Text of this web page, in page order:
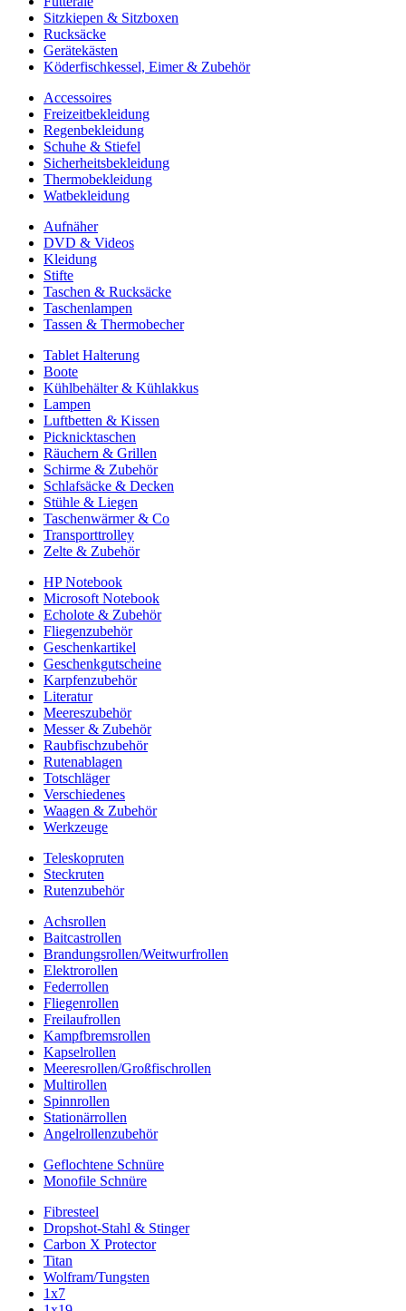
Sitzkiepen & Sitzboxen
Rucksäcke
Gerätekästen
Köderfischkessel, Eimer & Zubehör
Accessoires
Freizeitbekleidung
Regenbekleidung
Schuhe & Stiefel
Sicherheitsbekleidung
Thermobekleidung
Watbekleidung
Aufnäher
DVD & Videos
Kleidung
Stifte
Taschen & Rucksäcke
Taschenlampen
Tassen & Thermobecher
Tablet Halterung
Boote
Kühlbehälter & Kühlakkus
Lampen
Luftbetten & Kissen
Picknicktaschen
Räuchern & Grillen
Schirme & Zubehör
Schlafsäcke & Decken
Stühle & Liegen
Taschenwärmer & Co
Transporttrolley
Zelte & Zubehör
HP Notebook
Microsoft Notebook
Echolote & Zubehör
Fliegenzubehör
Geschenkartikel
Geschenkgutscheine
Karpfenzubehör
Literatur
Meereszubehör
Messer & Zubehör
Raubfischzubehör
Rutenablagen
Totschläger
Verschiedenes
Waagen & Zubehör
Werkzeuge
Teleskopruten
Steckruten
Rutenzubehör
Achsrollen
Baitcastrollen
Brandungsrollen/Weitwurfrollen
Elektrorollen
Federrollen
Fliegenrollen
Freilaufrollen
Kampfbremsrollen
Kapselrollen
Meeresrollen/Großfischrollen
Multirollen
Spinnrollen
Stationärrollen
Angelrollenzubehör
Geflochtene Schnüre
Monofile Schnüre
Fibresteel
Dropshot-Stahl & Stinger
Carbon X Protector
Titan
Wolfram/Tungsten
1x7